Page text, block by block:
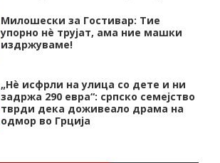
Милошески за Гостивар: Тие
упорно нѐ трујат, ама ние машки
издржуваме!
„Нѐ исфрли на улица со дете и ни
задржа 290 евра“: српско семејство
тврди дека доживеало драма на
одмор во Грција